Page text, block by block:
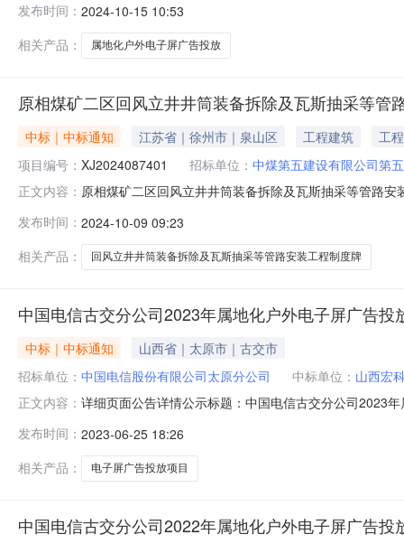
主要干道、人流车流密集区预计在古交金牛大街、新世
（https://caigou.chinat
发布时间： 2024-10-15 10:53
相关产品：
属地化户外电子屏广告投放
原相煤矿二区回风立井井筒装备拆除及瓦斯抽采等管
中标｜中标通知 江苏省｜徐州市｜泉山区 工程建筑
工程
项目编号： XJ2024087401 招标单位： 中煤第五建设有限公司第
正文内容： 原相煤矿二区回风立井井筒装备拆除及瓦斯抽采等管路
五工程处2024年10月08日17:56:03附件：
发布时间： 2024-10-09 09:23
相关产品：
回风立井井筒装备拆除及瓦斯抽采等管路安装工程制度牌
中国电信古交分公司2023年属地化户外电子屏广告投
中标｜中标通知
山西省｜太原市｜古交市
招标单位： 中国电信股份有限公司太原分公司 中标单位： 山西宏
正文内容： 详细页面公告详情公示标题：中国电信古交分公司2023
采取公开询价采购方式，现进行公示。一、采购内容中
响力，拉动业务
发布时间： 2023-06-25 18:26
相关产品：
电子屏广告投放项目
中国电信古交分公司2022年属地化户外电子屏广告投